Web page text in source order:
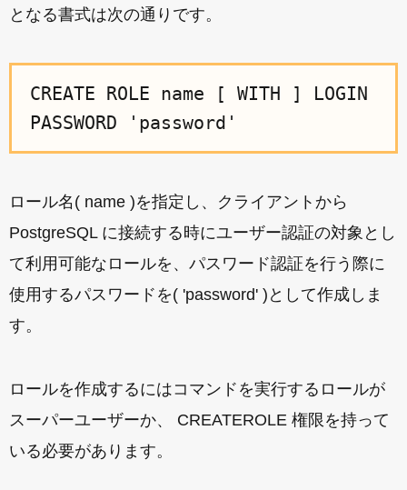
となる書式は次の通りです。
CREATE ROLE name [ WITH ] LOGIN
PASSWORD 'password'
ロール名( name )を指定し、クライアントから
PostgreSQL に接続する時にユーザー認証の対象とし
て利用可能なロールを、パスワード認証を行う際に
使用するパスワードを( 'password' )として作成しま
す。
ロールを作成するにはコマンドを実行するロールが
スーパーユーザーか、 CREATEROLE 権限を持って
いる必要があります。